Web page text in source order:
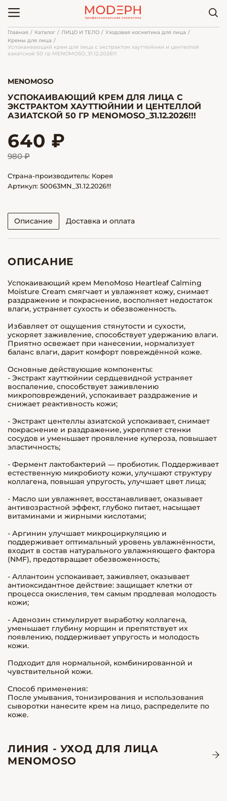
Главная Каталог ЛИЦО И ТЕЛО
Уходовая косметика для лица
Кремы для лица
Успокаивающий крем для лица с экстрактом хауттюйнии и центеллой
азиатской 50 гр MENOMOSO_31.12.2026!!!
MENOMOSO
УСПОКАИВАЮЩИЙ КРЕМ ДЛЯ ЛИЦА С
ЭКСТРАКТОМ ХАУТТЮЙНИИ И ЦЕНТЕЛЛОЙ
АЗИАТСКОЙ 50 ГР MENOMOSO_31.12.2026!!!
640 ₽
980 ₽
Страна-производитель: Корея
Артикул: 50063MN_31.12.2026!!!
Описание Доставка и оплата
ОПИСАНИЕ
Успокаивающий крем MenoMoso Heartleaf Calming
Moisture Cream смягчает и увлажняет кожу, снимает
раздражение и покраснение, восполняет недостаток
влаги, устраняет сухость и обезвоженность.
Избавляет от ощущения стянутости и сухости,
ускоряет заживление, способствует удержанию влаги.
Приятно освежает при нанесении, нормализует
баланс влаги, дарит комфорт повреждённой коже.
Основные действующие компоненты:
- Экстракт хауттюйнии сердцевидной устраняет
воспаление, способствует заживлению
микроповреждений, успокаивает раздражение и
снижает реактивность кожи;
- Экстракт центеллы азиатской успокаивает, снимает
покраснение и раздражение, укрепляет стенки
сосудов и уменьшает проявление купероза, повышает
эластичность;
- Фермент лактобактерий — пробиотик. Поддерживает
естественную микробиоту кожи, улучшают структуру
коллагена, повышая упругость, улучшает цвет лица;
- Масло ши увлажняет, восстанавливает, оказывает
антивозрастной эффект, глубоко питает, насыщает
витаминами и жирными кислотами;
- Аргинин улучшает микроциркуляцию и
поддерживает оптимальный уровень увлажнённости,
входит в состав натурального увлажняющего фактора
(NMF), предотвращает обезвоженность;
- Аллантоин успокаивает, заживляет, оказывает
антиоксидантное действие: защищает клетки от
процесса окисления, тем самым продлевая молодость
кожи;
- Аденозин стимулирует выработку коллагена,
уменьшает глубину морщин и препятствует их
появлению, поддерживает упругость и молодость
кожи.
Подходит для нормальной, комбинированной и
чувствительной кожи.
Способ применения:
После умывания, тонизирования и использования
сыворотки нанесите крем на лицо, распределите по
коже.
ЛИНИЯ - УХОД ДЛЯ ЛИЦА
MENOMOSO